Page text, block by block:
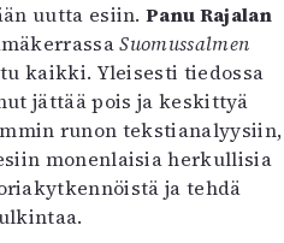
uutta esiin.Panu Rajalan
Suomussalmen
kaikki. Yleisesti tiedossa
jättää pois ja keskittyä
runon tekstianalyysiin,
monenlaisia herkullisia
ja tehdä